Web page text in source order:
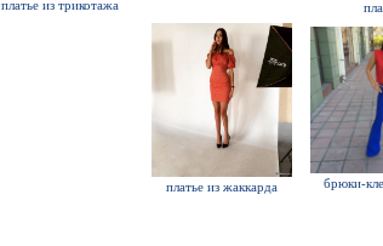
платье из трикотажа
платье из жаккарда брюки-